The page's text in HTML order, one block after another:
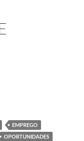
para a
EMPREGO
OPORTUNIDADES